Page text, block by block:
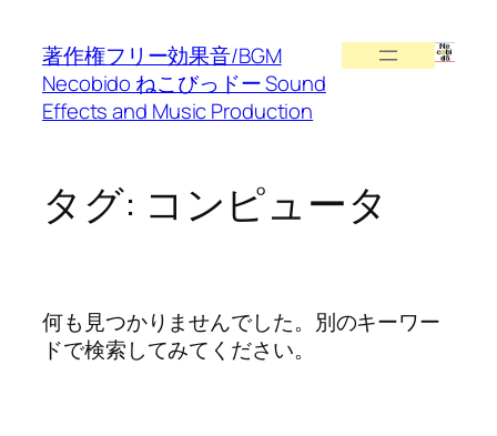
著作権フリー効果音/BGM
Necobido ねこびっドー Sound
Effects and Music Production
タグ: コンピュータ
何も見つかりませんでした。別のキーワー
ドで検索してみてください。